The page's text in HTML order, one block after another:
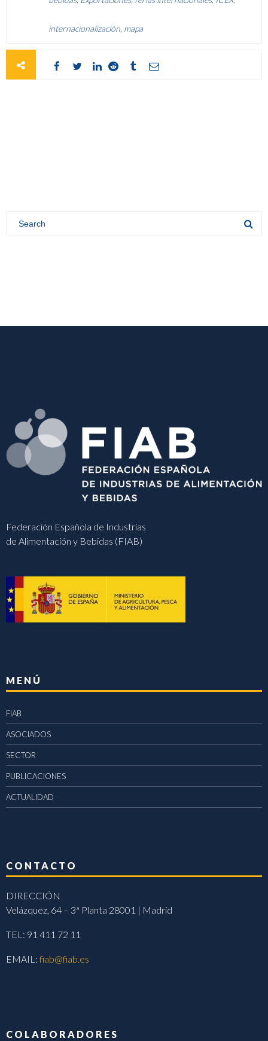
internacionalización mapa
Federación Española de Industrias
de Alimentación y Bebidas (FIAB)
MENÚ
FIAB
ASOCIADOS
SECTOR
PUBLICACIONES
ACTUALIDAD
CONTACTO
DIRECCIÓN
Velázquez, 64 – 3ª Planta 28001 | Madrid
TEL: 91 411 72 11
EMAIL:fiab@fiab.es
COLABORADORES